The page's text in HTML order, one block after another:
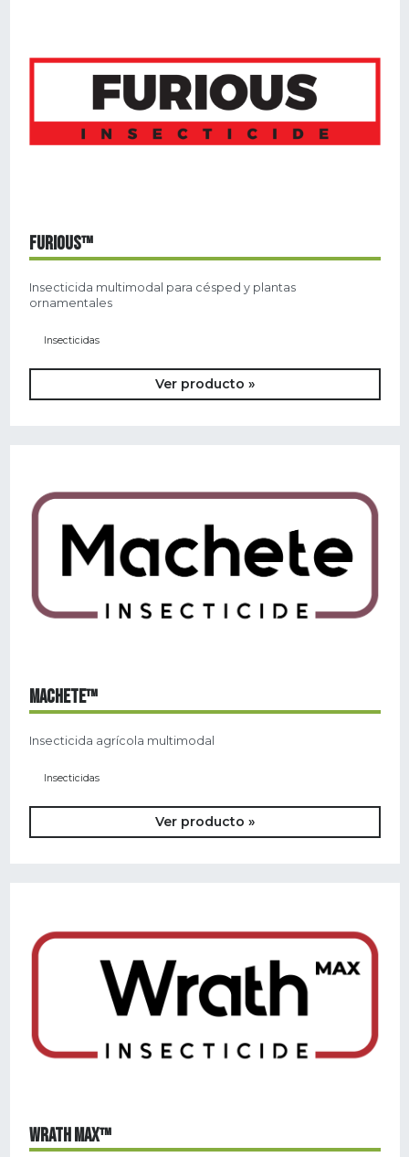
FURIOUS™
Insecticida multimodal para césped y plantas
ornamentales
Insecticidas
Ver producto »
MACHETE™
Insecticida agrícola multimodal
Insecticidas
Ver producto »
WRATH MAX™